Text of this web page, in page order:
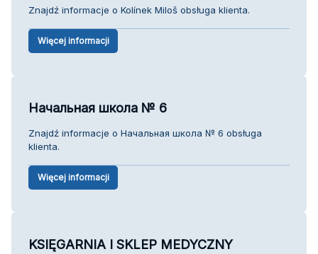
Znajdź informacje o Kolínek Miloš obsługa klienta.
Więcej informacji
Начальная школа № 6
Znajdź informacje o Начальная школа № 6 obsługa
klienta.
Więcej informacji
KSIĘGARNIA I SKLEP MEDYCZNY